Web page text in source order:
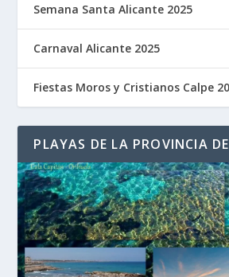
Semana Santa Alicante 2025
Carnaval Alicante 2025
Fiestas Moros y Cristianos Calpe
PLAYAS DE LA PROVINCIA